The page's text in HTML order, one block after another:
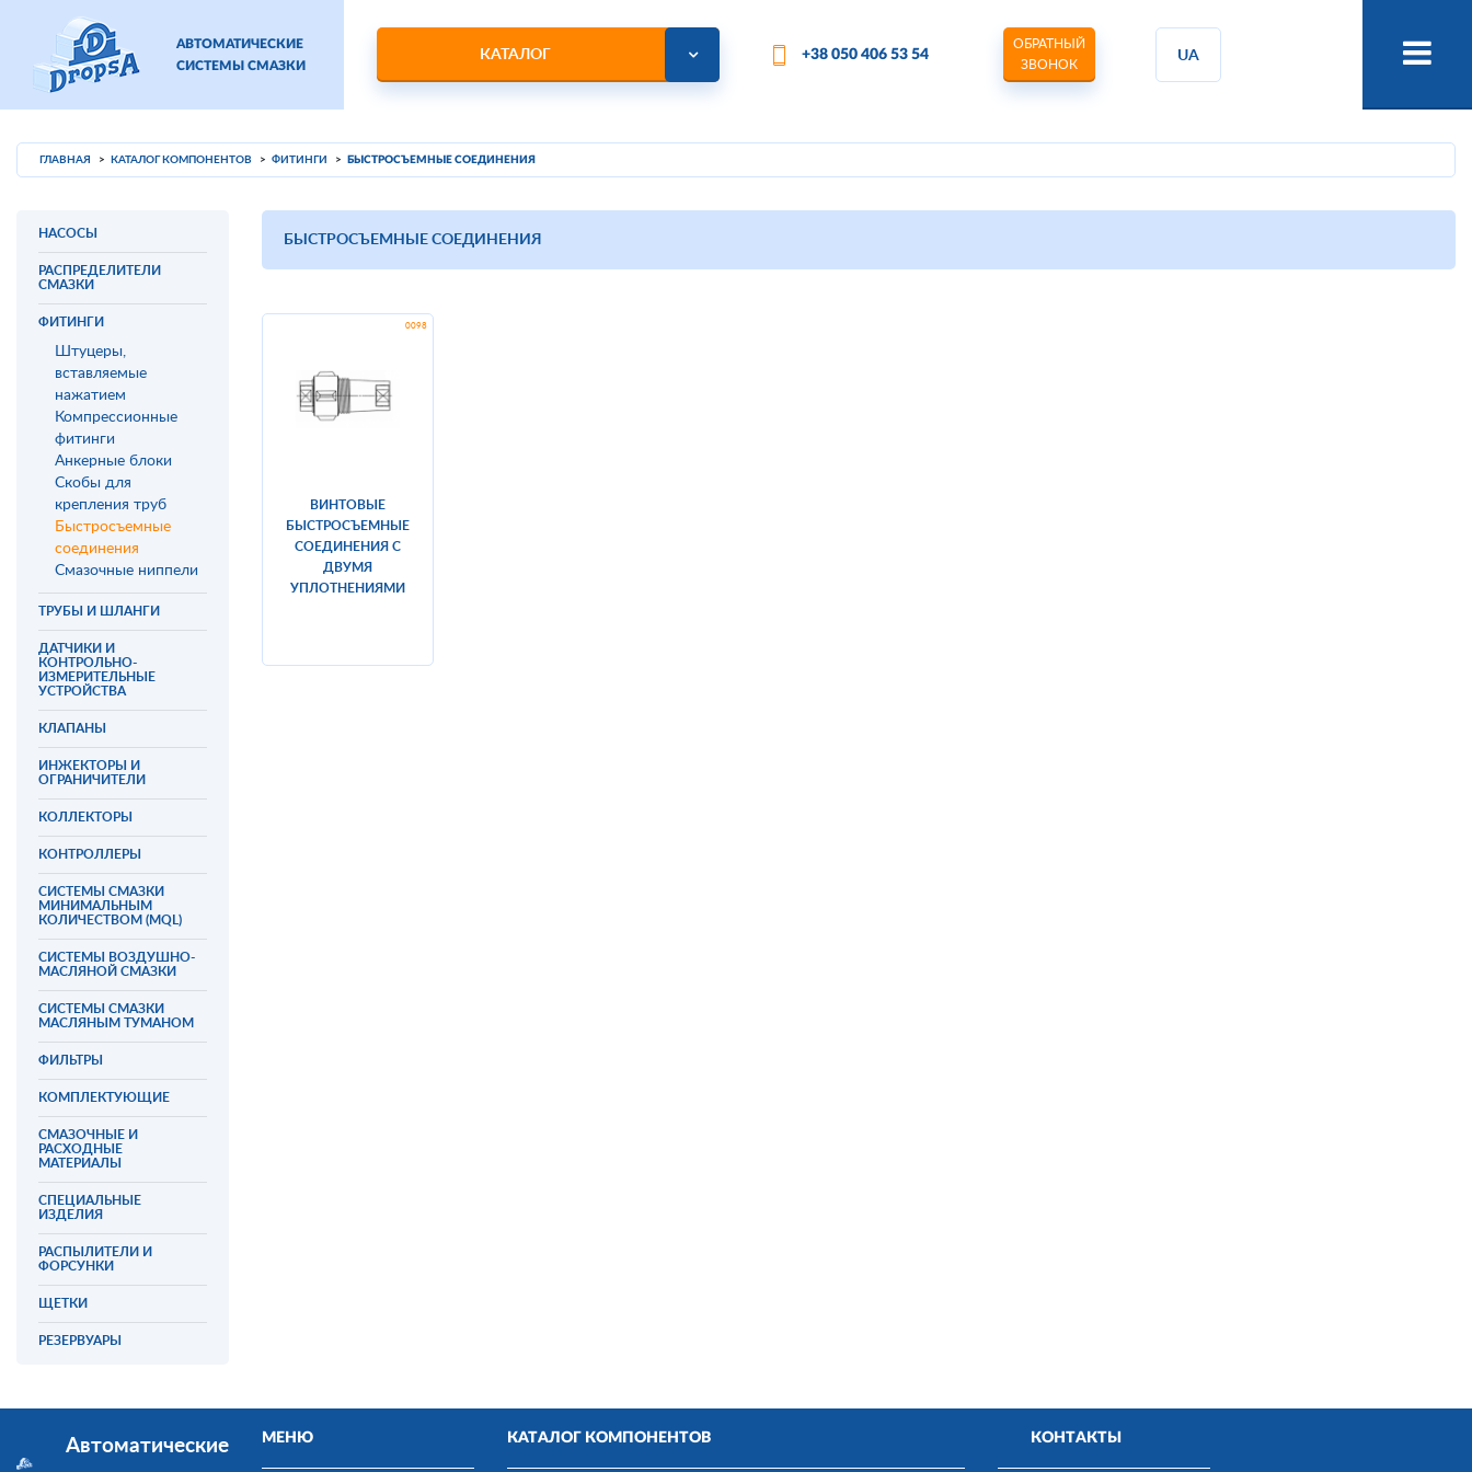
АВТОМАТИЧЕСКИЕ
СИСТЕМЫ СМАЗКИ
КАТАЛОГ +38 050 406 53 54
ОБРАТНЫЙ
ЗВОНОК
UA
ГЛАВНАЯ КАТАЛОГ КОМПОНЕНТОВ ФИТИНГИ БЫСТРОСЪЕМНЫЕ СОЕДИНЕНИЯ
БЫСТРОСЪЕМНЫЕ СОЕДИНЕНИЯ
ВИНТОВЫЕ
БЫСТРОСЪЕМНЫЕ
СОЕДИНЕНИЯ С
ДВУМЯ
УПЛОТНЕНИЯМИ
НАСОСЫ
РАСПРЕДЕЛИТЕЛИ
СМАЗКИ
ФИТИНГИ
Штуцеры,
вставляемые
нажатием
Компрессионные
фитинги
Анкерные блоки
Скобы для
крепления труб
Быстросъемные
соединения
Смазочные ниппели
ТРУБЫ И ШЛАНГИ
ДАТЧИКИ И
КОНТРОЛЬНО-
ИЗМЕРИТЕЛЬНЫЕ
УСТРОЙСТВА
КЛАПАНЫ
ИНЖЕКТОРЫ И
ОГРАНИЧИТЕЛИ
КОЛЛЕКТОРЫ
КОНТРОЛЛЕРЫ
СИСТЕМЫ СМАЗКИ
МИНИМАЛЬНЫМ
КОЛИЧЕСТВОМ (MQL)
СИСТЕМЫ ВОЗДУШНО-
МАСЛЯНОЙ СМАЗКИ
СИСТЕМЫ СМАЗКИ
МАСЛЯНЫМ ТУМАНОМ
ФИЛЬТРЫ
КОМПЛЕКТУЮЩИЕ
СМАЗОЧНЫЕ И
РАСХОДНЫЕ
МАТЕРИАЛЫ
СПЕЦИАЛЬНЫЕ
ИЗДЕЛИЯ
РАСПЫЛИТЕЛИ И
ФОРСУНКИ
ЩЕТКИ
РЕЗЕРВУАРЫ
Автоматические
МЕНЮ КАТАЛОГ КОМПОНЕНТОВ КОНТАКТЫ